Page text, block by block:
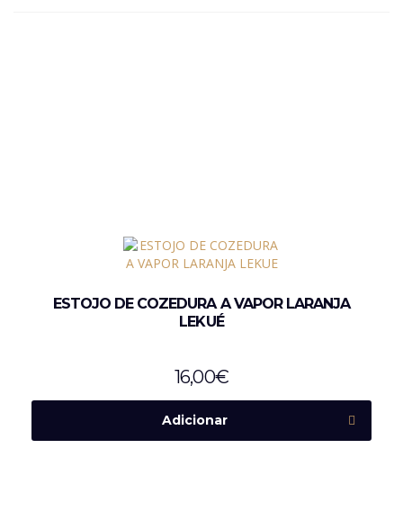
ESTOJO DE COZEDURA A VAPOR LARANJA
LEKUÉ
16,00€
Adicionar